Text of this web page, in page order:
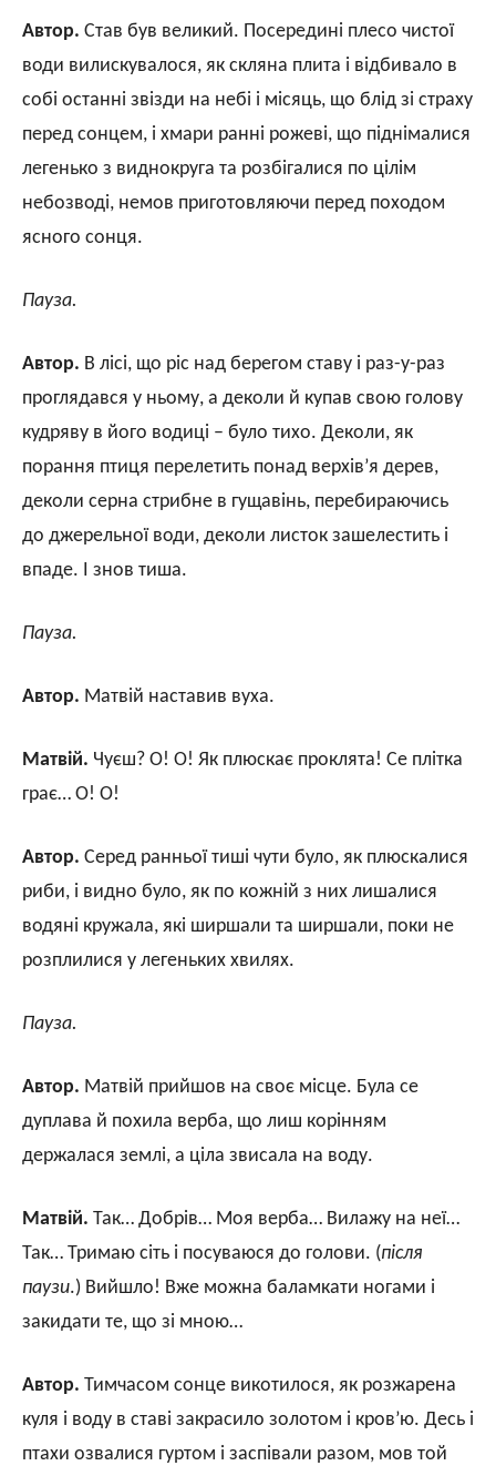
Автор. Став був великий. Посередині плесо чистої
води вилискувалося, як скляна плита і відбивало в
собі останні звізди на небі і місяць, що блід зі страху
перед сонцем, і хмари ранні рожеві, що піднімалися
легенько з виднокруга та розбігалися по цілім
небозводі, немов приготовляючи перед походом
ясного сонця.
Пауза.
Автор. В лісі, що ріс над берегом ставу і раз-у-раз
проглядався у ньому, а деколи й купав свою голову
кудряву в його водиці – було тихо. Деколи, як
порання птиця перелетить понад верхів’я дерев,
деколи серна стрибне в гущавінь, перебираючись
до джерельної води, деколи листок зашелестить і
впаде. І знов тиша.
Пауза.
Автор. Матвій наставив вуха.
Матвій. Чуєш? О! О! Як плюскає проклята! Се плітка
грає… О! О!
Автор. Серед ранньої тиші чути було, як плюскалися
риби, і видно було, як по кожній з них лишалися
водяні кружала, які ширшали та ширшали, поки не
розплилися у легеньких хвилях.
Пауза.
Автор. Матвій прийшов на своє місце. Була се
дуплава й похила верба, що лиш корінням
держалася землі, а ціла звисала на воду.
Матвій. Так… Добрів… Моя верба… Вилажу на неї…
Так… Тримаю сіть і посуваюся до голови. (після
паузи.) Вийшло! Вже можна баламкати ногами і
закидати те, що зі мною…
Автор. Тимчасом сонце викотилося, як розжарена
куля і воду в ставі закрасило золотом і кров’ю. Десь і
птахи озвалися гуртом і заспівали разом, мов той